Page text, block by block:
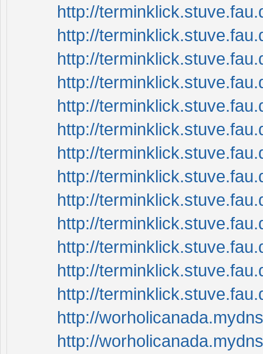
http://
http://
http://
http://
http://
http://
http://
http://
http://
http://
http://
http://
http://
http://
http://